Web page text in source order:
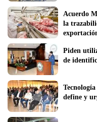
Acuerdo
la
Piden
de
define y